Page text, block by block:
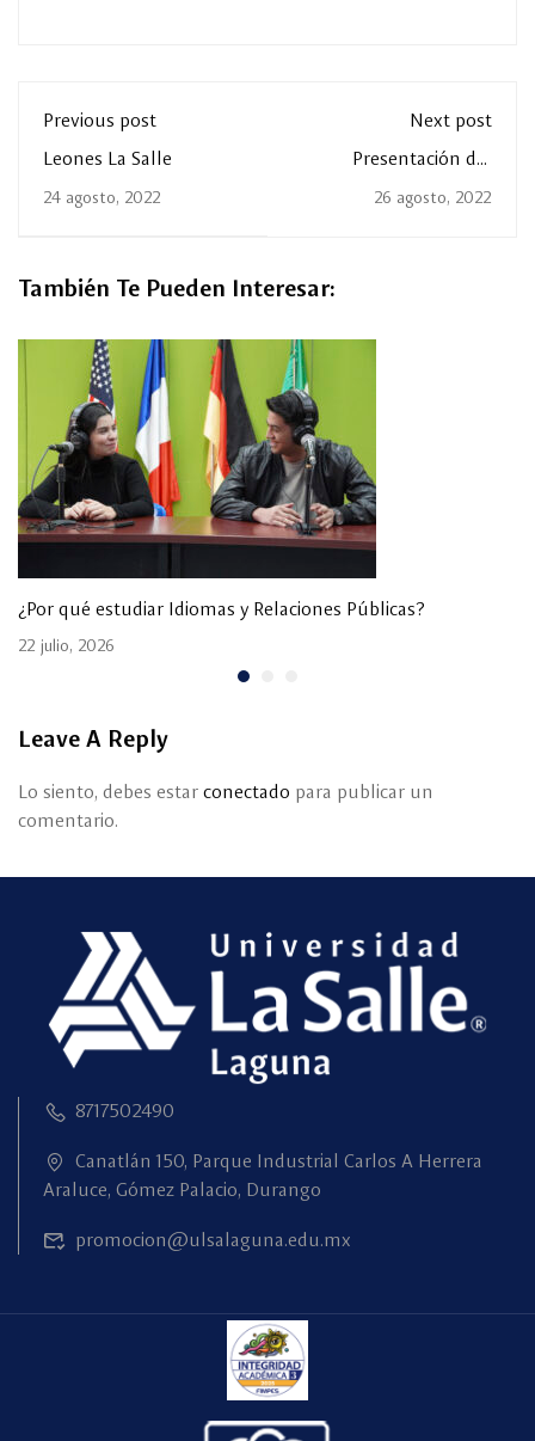
Previous post
Leones La Salle
24 agosto, 2022
Next post
Presentación del
universitarias de la
26 agosto, 2022
También Te Pueden Interesar:
¿Por qué estudiar Idiomas y Relaciones Públicas?
22 julio, 2026
Leave A Reply
Lo siento, debes estar conectado para publicar un
comentario.
8717502490
Canatlán 150, Parque Industrial Carlos A Herrera
Araluce, Gómez Palacio, Durango
promocion@ulsalaguna.edu.mx